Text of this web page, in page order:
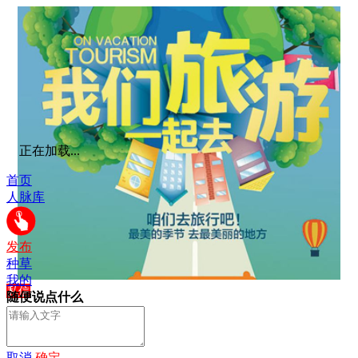
私信
正在加载...
首页
人脉库
发布
种草
我的
随便说点什么